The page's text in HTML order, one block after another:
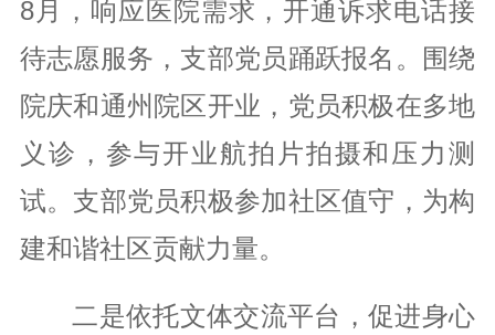
8月，响应医院需求，开通诉求电话接
待志愿服务，支部党员踊跃报名。围绕
院庆和通州院区开业，党员积极在多地
义诊，参与开业航拍片拍摄和压力测
试。支部党员积极参加社区值守，为构
建和谐社区贡献力量。
二是依托文体交流平台，促进身心